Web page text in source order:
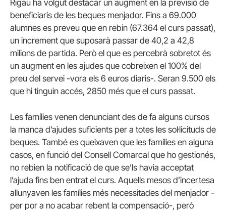
Rigau ha volgut destacar un augment en la previsió de
beneficiaris de les beques menjador. Fins a 69.000
alumnes es preveu que en rebin (67.364 el curs passat),
un increment que suposarà passar de 40,2 a 42,8
milions de partida. Però el que es percebrà sobretot és
un augment en les ajudes que cobreixen el 100% del
preu del servei -vora els 6 euros diaris-. Seran 9.500 els
que hi tinguin accés, 2850 més que el curs passat.
Les famílies venen denunciant des de fa alguns cursos
la manca d’ajudes suficients per a totes les sol·licituds de
beques. També es queixaven que les famílies en alguna
casos, en funció del Consell Comarcal que ho gestionés,
no rebien la notificació de que se’ls havia acceptat
l’ajuda fins ben entrat el curs. Aquells mesos d’incertesa
allunyaven les famílies més necessitades del menjador -
per por a no acabar rebent la compensació-, però